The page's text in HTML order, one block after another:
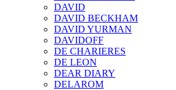
DAVID
DAVID BECKHAM
DAVID YURMAN
DAVIDOFF
DE CHARIERES
DE LEON
DEAR DIARY
DELAROM